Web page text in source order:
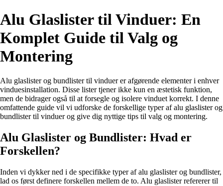
Alu Glaslister til Vinduer: En
Komplet Guide til Valg og
Montering
Alu glaslister og bundlister til vinduer er afgørende elementer i enhver
vinduesinstallation. Disse lister tjener ikke kun en æstetisk funktion,
men de bidrager også til at forsegle og isolere vinduet korrekt. I denne
omfattende guide vil vi udforske de forskellige typer af alu glaslister og
bundlister til vinduer og give dig nyttige tips til valg og montering.
Alu Glaslister og Bundlister: Hvad er
Forskellen?
Inden vi dykker ned i de specifikke typer af alu glaslister og bundlister,
lad os først definere forskellen mellem de to. Alu glaslister refererer til